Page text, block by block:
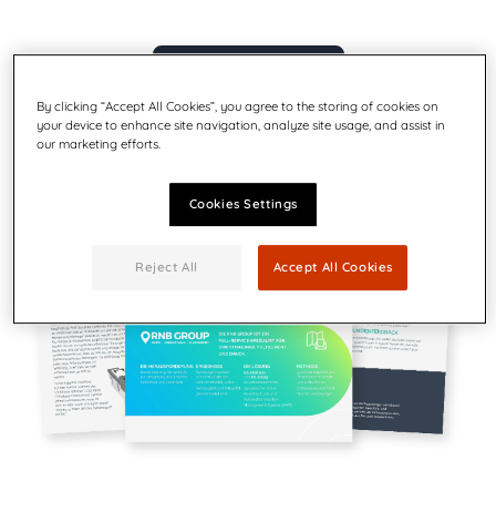
By clicking “Accept All Cookies”, you agree to the storing of cookies on
your device to enhance site navigation, analyze site usage, and assist in
our marketing efforts.
Cookies Settings
Reject All Accept All Cookies